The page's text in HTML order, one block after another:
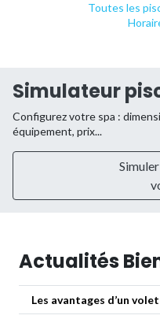
Toutes les
Simulateur
Configurez votre spa :
équipement, prix...
Actualités
Les avantages d’un